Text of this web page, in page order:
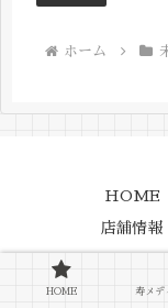
ホーム
HOME
店舗情報
Copyright ©
HOME 寿メデ